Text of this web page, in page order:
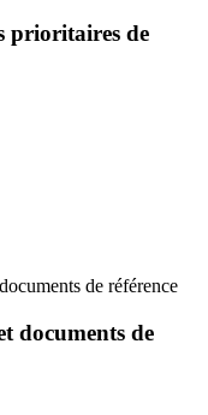
prioritaires de
de référence
documents de